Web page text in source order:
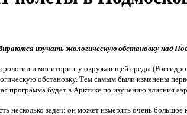
изучать экологическую обстановку над
и мониторингу окружающей среды
обстановку. Тем самым были изменены
программа будет в Арктике по изучению влияния
несколько задач: он может измерять очень